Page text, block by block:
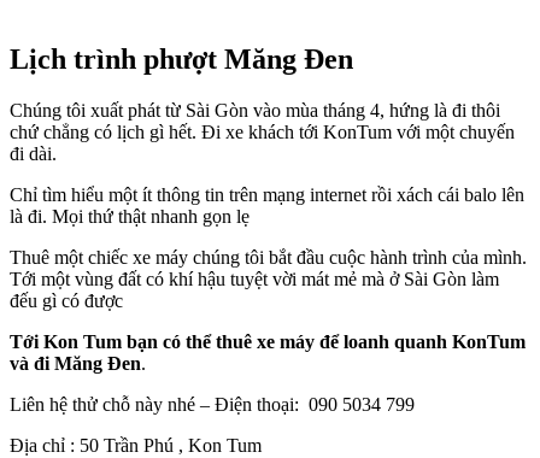
Lịch trình phượt Măng Đen
Chúng tôi xuất phát từ Sài Gòn vào mùa tháng 4, hứng là đi thôi
chứ chẳng có lịch gì hết. Đi xe khách tới KonTum với một chuyến
đi dài.
Chỉ tìm hiểu một ít thông tin trên mạng internet rồi xách cái balo lên
là đi. Mọi thứ thật nhanh gọn lẹ
Thuê một chiếc xe máy chúng tôi bắt đầu cuộc hành trình của mình.
Tới một vùng đất có khí hậu tuyệt vời mát mẻ mà ở Sài Gòn làm
đếu gì có được
Tới Kon Tum bạn có thể thuê xe máy để loanh quanh KonTum
và đi Măng Đen.
Liên hệ thử chỗ này nhé – Điện thoại: 090 5034 799
Địa chỉ : 50 Trần Phú , Kon Tum